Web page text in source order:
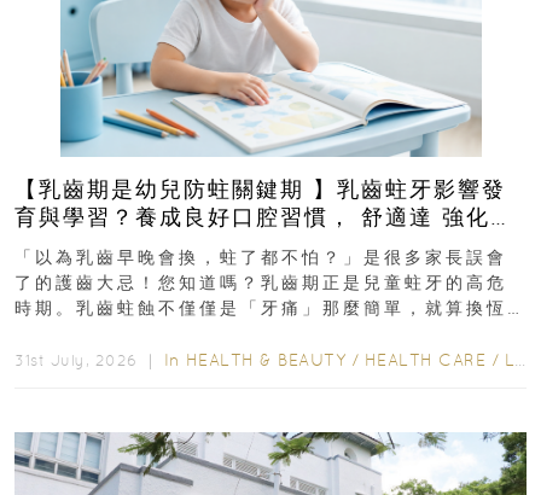
【乳齒期是幼兒防蛀關鍵期 】乳齒蛀牙影響發
育與學習？養成良好口腔習慣， 舒適達 強化琺
瑯質 兒童牙膏防護指南
「以為乳齒早晚會換，蛀了都不怕？」是很多家長誤會
了的護齒大忌！您知道嗎？乳齒期正是兒童蛀牙的高危
時期。乳齒蛀蝕不僅僅是「牙痛」那麼簡單，就算換恆
31st July, 2026 ｜ In HEALTH & BEAUTY / HEALTH CARE / LIFESTYLE